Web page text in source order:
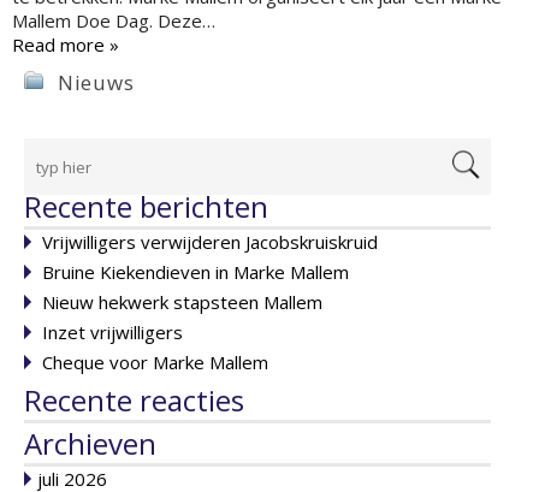
Mallem Doe Dag. Deze…
Read more »
Nieuws
Recente berichten
Vrijwilligers verwijderen Jacobskruiskruid
Bruine Kiekendieven in Marke Mallem
Nieuw hekwerk stapsteen Mallem
Inzet vrijwilligers
Cheque voor Marke Mallem
Recente reacties
Archieven
juli 2026